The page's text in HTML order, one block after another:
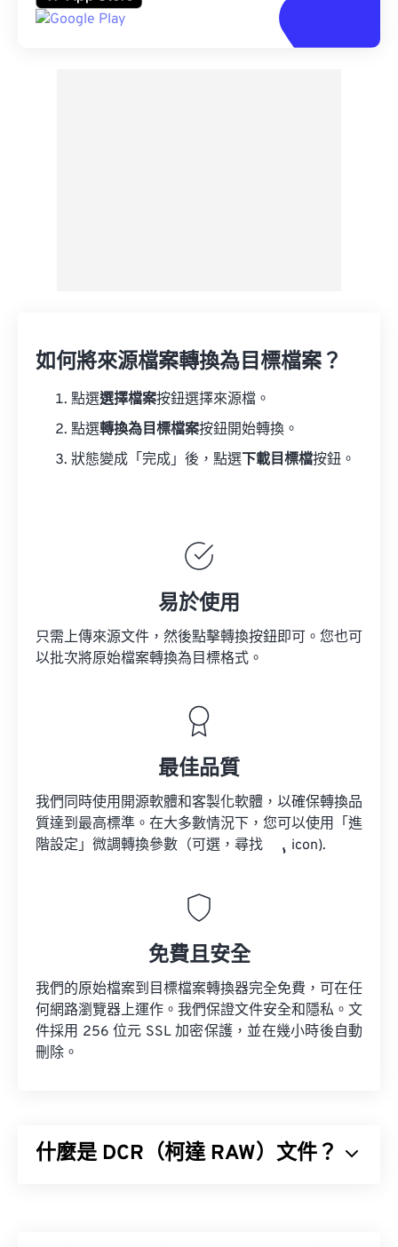
如何將來源檔案轉換為目標檔案？
點選選擇檔案按鈕選擇來源檔。
點選轉換為目標檔案按鈕開始轉換。
狀態變成「完成」後，點選 下載目標檔按鈕。
易於使用
只需上傳來源文件，然後點擊轉換按鈕即可。您也可
以批次將原始檔案轉換為目標格式。
最佳品質
我們同時使用開源軟體和客製化軟體，以確保轉換品
質達到最高標準。在大多數情況下，您可以使用「進
階設定」微調轉換參數（可選，尋找
icon).
免費且安全
我們的原始檔案到目標檔案轉換器完全免費，可在任
何網路瀏覽器上運作。我們保證文件安全和隱私。文
件採用 256 位元 SSL 加密保護，並在幾小時後自動
刪除。
什麼是 DCR（柯達 RAW）文件？